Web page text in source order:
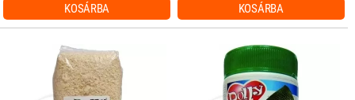
KOSÁRBA KOSÁRBA